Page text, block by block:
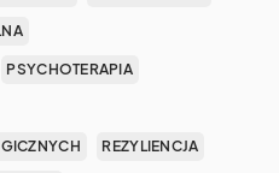
PSYCHOTERAPIA
REZYLIENCJA